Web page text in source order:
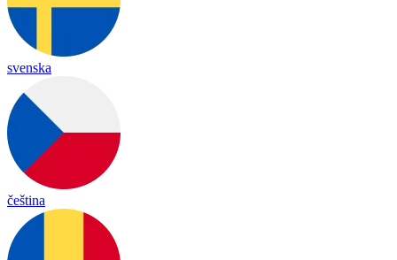
svenska
čeština